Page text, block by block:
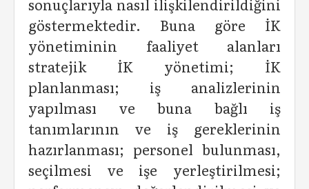
sonuçlarıyla nasıl ilişkilendirildiğini
göstermektedir. Buna göre İK
yönetiminin faaliyet alanları
stratejik İK yönetimi; İK
planlanması; iş analizlerinin
yapılması ve buna bağlı iş
tanımlarının ve iş gereklerinin
hazırlanması; personel bulunması,
seçilmesi ve işe yerleştirilmesi;